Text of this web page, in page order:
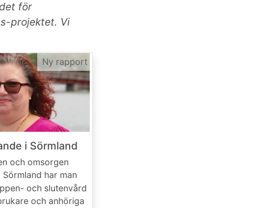
för
projektet. Vi
Ny rapport
i Sörmland
och omsorgen
har man
och slutenvård
och anhöriga